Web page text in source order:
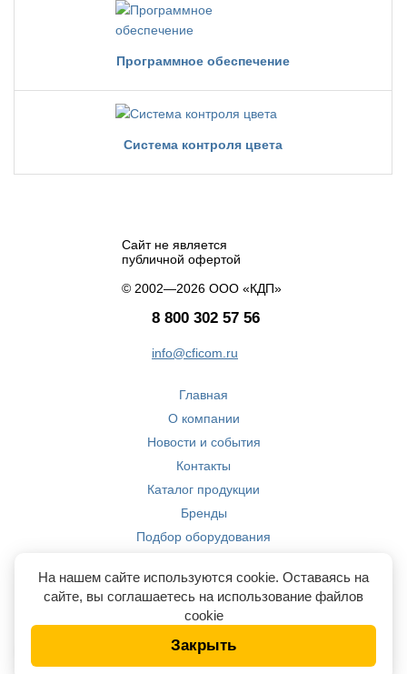
Программное обеспечение
Система контроля цвета
Сайт не является
публичной офертой
© 2002—2026 ООО «КДП»
8 800 302 57 56
info@cficom.ru
Главная
О компании
Новости и события
Контакты
Каталог продукции
Бренды
Подбор оборудования
Компетенции
На нашем сайте используются cookie. Оставаясь на
сайте, вы соглашаетесь на использование файлов
cookie
Закрыть